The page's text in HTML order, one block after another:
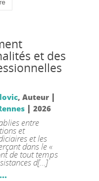
et des
, Auteur |
| 2026
entre
et
et les
dans le «
de tout temps
d[...]